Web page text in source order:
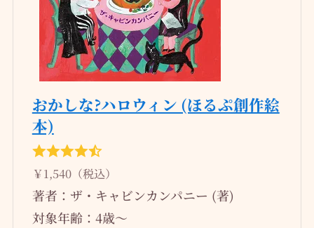
おかしな?ハロウィン (ほるぷ創作絵
本)
￥1,540（税込）
著者：ザ・キャビンカンパニー (著)
対象年齢：4歳～